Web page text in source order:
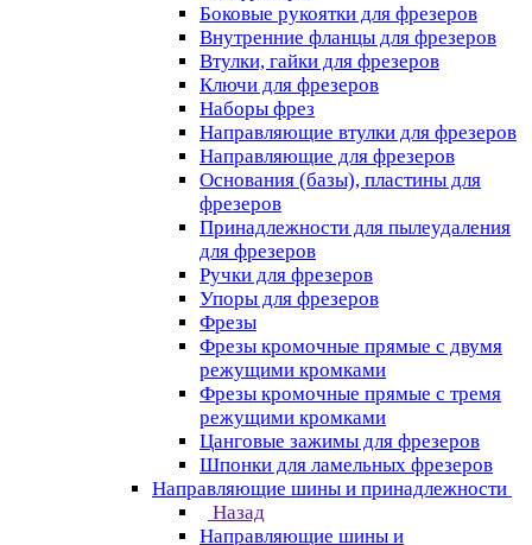
Боковые рукоятки для фрезеров
Внутренние фланцы для фрезеров
Втулки, гайки для фрезеров
Ключи для фрезеров
Наборы фрез
Направляющие втулки для фрезеров
Направляющие для фрезеров
Основания (базы), пластины для
фрезеров
Принадлежности для пылеудаления
для фрезеров
Ручки для фрезеров
Упоры для фрезеров
Фрезы
Фрезы кромочные прямые с двумя
режущими кромками
Фрезы кромочные прямые с тремя
режущими кромками
Цанговые зажимы для фрезеров
Шпонки для ламельных фрезеров
Направляющие шины и принадлежности
Назад
Направляющие шины и